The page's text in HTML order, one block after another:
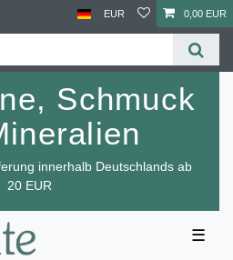
EUR 0,00 EUR
Schmuck
innerhalb Deutschlands ab
20 EUR
☰